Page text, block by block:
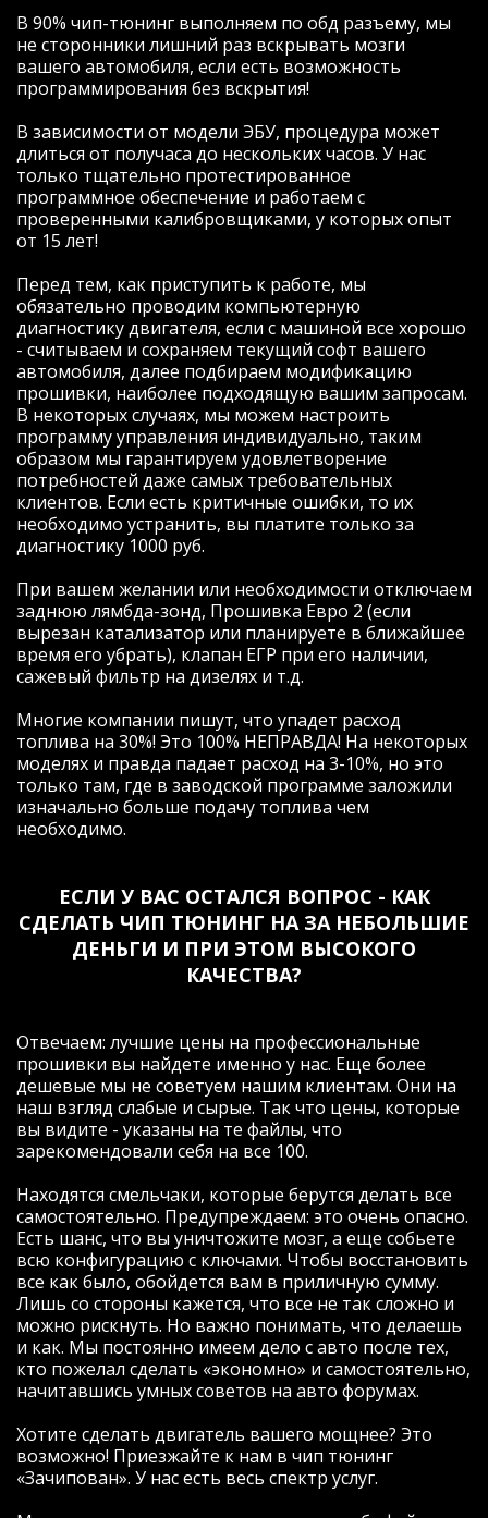
заниматься индивидуальными
настройками опций, я, в итоге,
остановился на компании "Зачипован",
заранее оговорив с Евгением, что
будем делать с авто примем во время
встречи. Так и сделали: встретились, еще
раз все оговорили и в течение получаса
Евгений исполнил все как и требовалось.
В итоге получилось активировать
несколько модулей:
ключа блокируется АКПП;
- активировано управление климатом "с
руля" в правом окошке БК;
- активирована индикация наружной
температуры в правом окошке БК;
- активирована возможность изменения
настроек зеркал при движении задним
ходом (помощь при парковке);
- активирована память противотуманок
(включаются автоматически). Ну, и самое
главное, уже по дороге домой оценил в
полной мере те ранее скрытые
возможности эластичной и
трансмиссия"автомобиля, которые
теперь стали доступны!
Евгений, огромное Вам спасибо за
отзывчивость, человеческое общение и
профессионализм! Удачи и еще больше
Рейтинг отзыва:5
очевиден. Договорившись заранее о
встрече, приехал в назначенное время и
в оговоренное место (удобное для обеих
сторон). Женя был как всегда пунктуален
(за что ему отдельная благодарность).
как всегда наловил пачку (не мудрено за
20 тыс то ))), но ошибки были не
связанные с жизнедеятельностью
двигателя или топливной системы,
потому в чипе отказано не было (моторы
с ошибкой по двигателю сначала
конечно же чинятся).
Вообщем считали стоковую прошивку, и
буквально через минут 25-30 мне уже
заливали ЧИП (а может ДЕЙЛ, мне не
столь важно как оно называется, главное
что есть результат).
Вообщем разница действительно
ощутима:
Ну во первых мотор стал крутиться более
5,5 тыс оборотов- что для меня было
невероятно приятно (не хватало явно
тяги)
Во вторых появился прилив сил на всех
передачах (у меня МКПП), особенно на 5
если едешь 80-100, машина всеравно
подхватывает и вытягивает.
Да, на мой мотор k4m 7 бешеных пони
В 90% чип-тюнинг выполняем по обд разъему, мы
не сторонники лишний раз вскрывать мозги
вашего автомобиля, если есть возможность
программирования без вскрытия!
В зависимости от модели ЭБУ, процедура может
длиться от получаса до нескольких часов. У нас
только тщательно протестированное
программное обеспечение и работаем с
проверенными калибровщиками, у которых опыт
от 15 лет!
Перед тем, как приступить к работе, мы
обязательно проводим компьютерную
диагностику двигателя, если с машиной все хорошо
- считываем и сохраняем текущий софт вашего
автомобиля, далее подбираем модификацию
прошивки, наиболее подходящую вашим запросам.
В некоторых случаях, мы можем настроить
программу управления индивидуально, таким
образом мы гарантируем удовлетворение
потребностей даже самых требовательных
клиентов. Если есть критичные ошибки, то их
необходимо устранить, вы платите только за
диагностику 1000 руб.
При вашем желании или необходимости отключаем
заднюю лямбда-зонд, Прошивка Евро 2 (если
вырезан катализатор или планируете в ближайшее
время его убрать), клапан ЕГР при его наличии,
сажевый фильтр на дизелях и т.д.
Многие компании пишут, что упадет расход
топлива на 30%! Это 100% НЕПРАВДА! На некоторых
моделях и правда падает расход на 3-10%, но это
только там, где в заводской программе заложили
изначально больше подачу топлива чем
необходимо.
ЕСЛИ У ВАС ОСТАЛСЯ ВОПРОС - КАК
СДЕЛАТЬ ЧИП ТЮНИНГ НА ЗА НЕБОЛЬШИЕ
ДЕНЬГИ И ПРИ ЭТОМ ВЫСОКОГО
КАЧЕСТВА?
Отвечаем: лучшие цены на профессиональные
прошивки вы найдете именно у нас. Еще более
дешевые мы не советуем нашим клиентам. Они на
наш взгляд слабые и сырые. Так что цены, которые
вы видите - указаны на те файлы, что
зарекомендовали себя на все 100.
Находятся смельчаки, которые берутся делать все
самостоятельно. Предупреждаем: это очень опасно.
Есть шанс, что вы уничтожите мозг, а еще собьете
всю конфигурацию с ключами. Чтобы восстановить
все как было, обойдется вам в приличную сумму.
Лишь со стороны кажется, что все не так сложно и
можно рискнуть. Но важно понимать, что делаешь
и как. Мы постоянно имеем дело с авто после тех,
кто пожелал сделать «экономно» и самостоятельно,
начитавшись умных советов на авто форумах.
Хотите сделать двигатель вашего мощнее? Это
возможно! Приезжайте к нам в чип тюнинг
«Зачипован». У нас есть весь спектр услуг.